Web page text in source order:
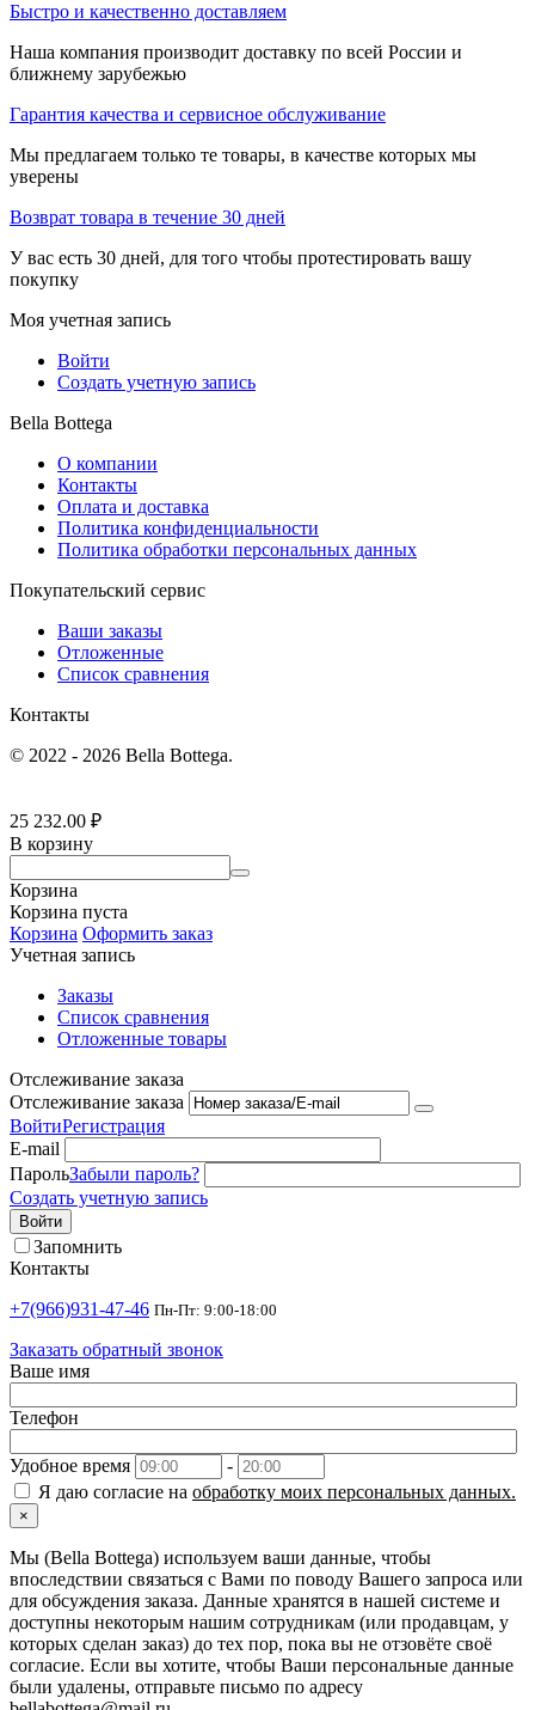
Быстро и качественно доставляем
Наша компания производит доставку по всей России и
ближнему зарубежью
Гарантия качества и сервисное обслуживание
Мы предлагаем только те товары, в качестве которых мы
уверены
Возврат товара в течение 30 дней
У вас есть 30 дней, для того чтобы протестировать вашу
покупку
Моя учетная запись
Войти
Создать учетную запись
Bella Bottega
О компании
Контакты
Оплата и доставка
Политика конфиденциальности
Политика обработки персональных данных
Покупательский сервис
Ваши заказы
Отложенные
Список сравнения
Контакты
© 2022 - 2026 Bella Bottega.
25 232.00 ₽
В корзину
Корзина
Корзина пуста
Корзина Оформить заказ
Учетная запись
Заказы
Список сравнения
Отложенные товары
Отслеживание заказа
Отслеживание заказа
ВойтиРегистрация
E-mail
ПарольЗабыли пароль?
Создать учетную запись
Войти
Запомнить
Контакты
+7(966)931-47-46 Пн-Пт: 9:00-18:00
Заказать обратный звонок
Ваше имя
Телефон
Удобное время
-
Я даю согласие на обработку моих персональных данных.
×
Мы (Bella Bottega) используем ваши данные, чтобы
впоследствии связаться с Вами по поводу Вашего запроса или
для обсуждения заказа. Данные хранятся в нашей системе и
доступны некоторым нашим сотрудникам (или продавцам, у
которых сделан заказ) до тех пор, пока вы не отзовёте своё
согласие. Если вы хотите, чтобы Ваши персональные данные
были удалены, отправьте письмо по адресу